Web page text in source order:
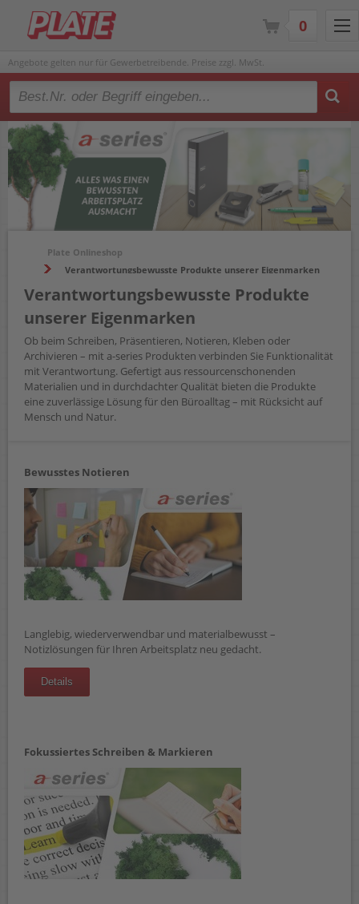
Angebote gelten nur für Gewerbetreibende. Preise zzgl. MwSt.
Type 2 or more characters for results.
Plate Onlineshop
Verantwortungsbewusste Produkte unserer Eigenmarken
Verantwortungsbewusste Produkte
unserer Eigenmarken
Ob beim Schreiben, Präsentieren, Notieren, Kleben oder
Archivieren – mit a-series Produkten verbinden Sie Funktionalität
mit Verantwortung. Gefertigt aus ressourcenschonenden
Materialien und in durchdachter Qualität bieten die Produkte
eine zuverlässige Lösung für den Büroalltag – mit Rücksicht auf
Mensch und Natur.
Bewusstes Notieren
Langlebig, wiederverwendbar und materialbewusst –
Notizlösungen für Ihren Arbeitsplatz neu gedacht.
Details
Fokussiertes Schreiben & Markieren
0